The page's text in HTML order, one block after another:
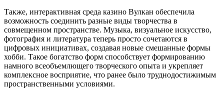
Также, интерактивная среда казино Вулкан обеспечила
возможность соединить разные виды творчества в
совмещенном пространстве. Музыка, визуальное искусство,
фотография и литература теперь просто сочетаются в
цифровых инициативах, создавая новые смешанные формы
хобби. Такое богатство форм способствует формированию
намного всеобъемлющего творческого опыта и укрепляет
комплексное восприятие, что ранее было труднодостижимым
пространственными условиями.